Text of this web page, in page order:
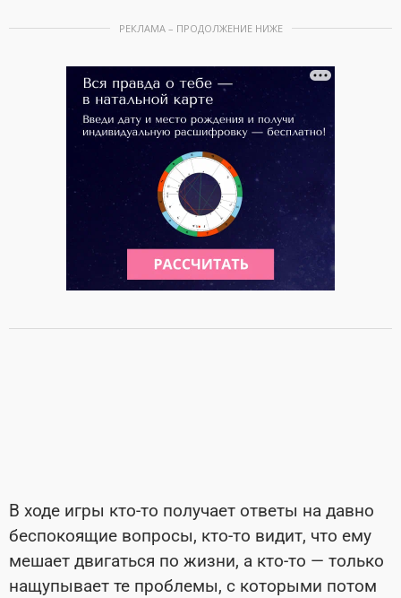
РЕКЛАМА – ПРОДОЛЖЕНИЕ НИЖЕ
В ходе игры кто-то получает ответы на давно
беспокоящие вопросы, кто-то видит, что ему
мешает двигаться по жизни, а кто-то — только
нащупывает те проблемы, с которыми потом